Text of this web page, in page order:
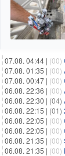
07.08. 04:44 | (00)
07.08. 01:35 | (00)
07.08. 00:47 | (00)
06.08. 22:36 | (00)
06.08. 22:30 | (04)
06.08. 22:15 | (01)
06.08. 22:05 | (00)
06.08. 22:05 | (00)
06.08. 21:35 | (00)
06.08. 21:35 | (00)